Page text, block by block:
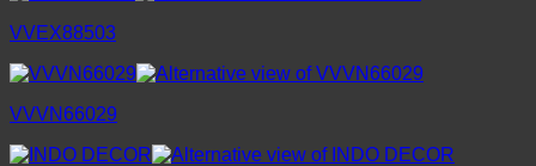
VVEX88503
VVVN66029